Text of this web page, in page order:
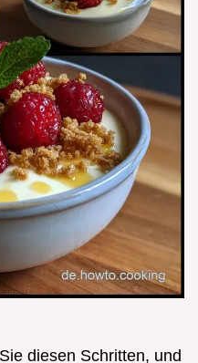
diesen Schritten, und